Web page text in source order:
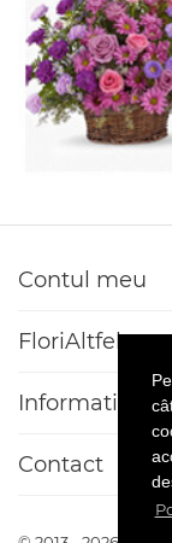
Contul meu
FloriAltfel
Informatii
Contact